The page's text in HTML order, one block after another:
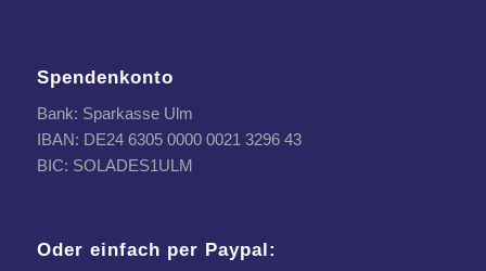
Spendenkonto
Bank: Sparkasse Ulm
IBAN: DE24 6305 0000 0021 3296 43
BIC: SOLADES1ULM
Oder einfach per Paypal: